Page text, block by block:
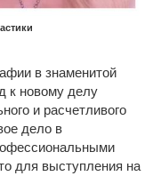
в знаменитой
к новому делу
и расчетливого
дело в
для выступления на